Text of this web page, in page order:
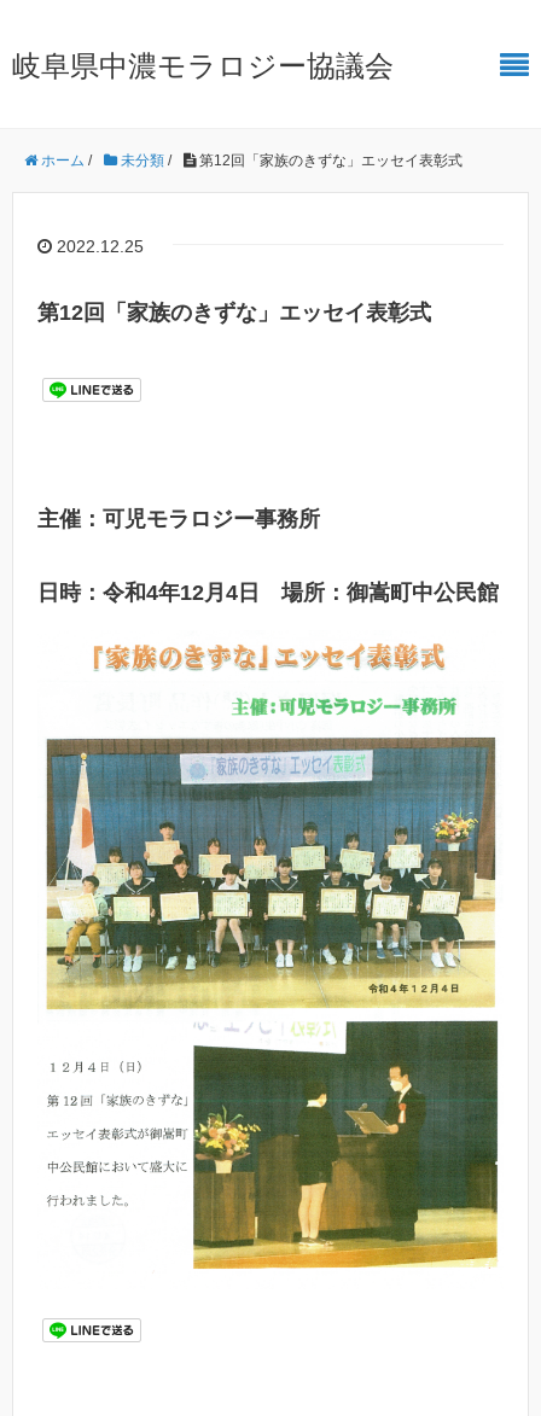
岐阜県中濃モラロジー協議会
ホーム / 未分類 / 第12回「家族のきずな」エッセイ表彰式
2022.12.25
第12回「家族のきずな」エッセイ表彰式
主催：可児モラロジー事務所
日時：令和4年12月4日 場所：御嵩町中公民館